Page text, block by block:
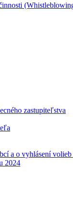
zastupiteľstva
a o vyhlásení volieb
2024